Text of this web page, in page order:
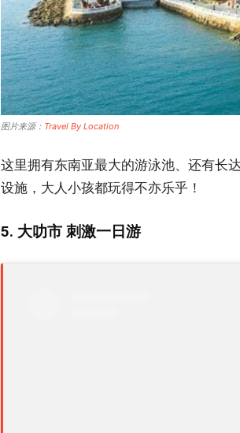
图片来源： Travel By Location
这里拥有东南亚最大的游泳池、还有长
设施，大人小孩都玩得不亦乐乎！
5. 大叻市 刺激一日游